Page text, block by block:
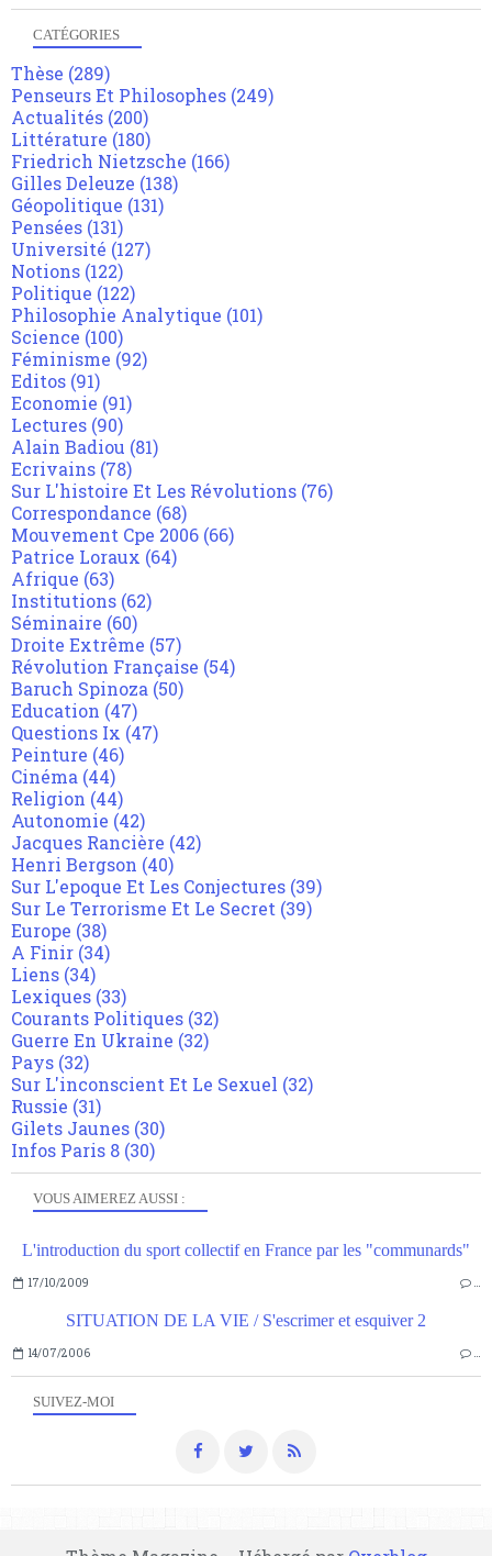
SUIVEZ-MOI
VOUS AIMEREZ AUSSI :
L'introduction du sport collectif en France par les "communards"
17/10/2009 …
SITUATION DE LA VIE / S'escrimer et esquiver 2
14/07/2006 …
CATÉGORIES
Thèse (289)
Penseurs Et Philosophes (249)
Actualités (200)
Littérature (180)
Friedrich Nietzsche (166)
Gilles Deleuze (138)
Géopolitique (131)
Pensées (131)
Université (127)
Notions (122)
Politique (122)
Philosophie Analytique (101)
Science (100)
Féminisme (92)
Editos (91)
Economie (91)
Lectures (90)
Alain Badiou (81)
Ecrivains (78)
Sur L'histoire Et Les Révolutions (76)
Correspondance (68)
Mouvement Cpe 2006 (66)
Patrice Loraux (64)
Afrique (63)
Institutions (62)
Séminaire (60)
Droite Extrême (57)
Révolution Française (54)
Baruch Spinoza (50)
Education (47)
Questions Ix (47)
Peinture (46)
Cinéma (44)
Religion (44)
Autonomie (42)
Jacques Rancière (42)
Henri Bergson (40)
Sur L'epoque Et Les Conjectures (39)
Sur Le Terrorisme Et Le Secret (39)
Europe (38)
A Finir (34)
Liens (34)
Lexiques (33)
Courants Politiques (32)
Guerre En Ukraine (32)
Pays (32)
Sur L'inconscient Et Le Sexuel (32)
Russie (31)
Gilets Jaunes (30)
Infos Paris 8 (30)